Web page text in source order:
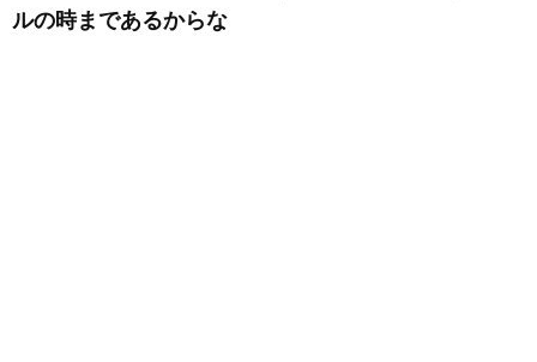
ルの時まであるからな